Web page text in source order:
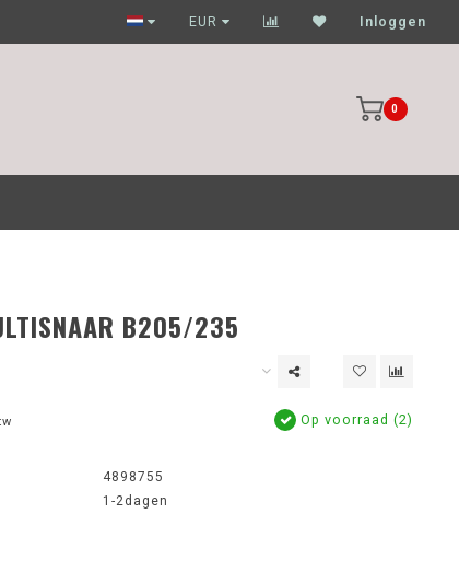
Garagehouders nog scherpere prijzen
EUR Inloggen
0
B205/235
Op voorraad (2)
4898755
1-2dagen